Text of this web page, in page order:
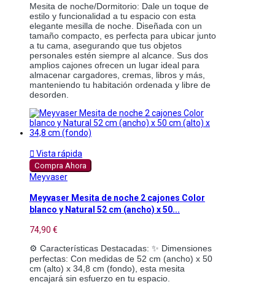
Mesita de noche/Dormitorio: Dale un toque de
estilo y funcionalidad a tu espacio con esta
elegante mesilla de noche. Diseñada con un
tamaño compacto, es perfecta para ubicar junto
a tu cama, asegurando que tus objetos
personales estén siempre al alcance. Sus dos
amplios cajones ofrecen un lugar ideal para
almacenar cargadores, cremas, libros y más,
manteniendo tu habitación ordenada y libre de
desorden.
 Vista rápida
Compra Ahora
Meyvaser
Meyvaser Mesita de noche 2 cajones Color
blanco y Natural 52 cm (ancho) x 50...
74,90 €
⚙️ Características Destacadas: ✨ Dimensiones
perfectas: Con medidas de 52 cm (ancho) x 50
cm (alto) x 34,8 cm (fondo), esta mesita
encajará sin esfuerzo en tu espacio.